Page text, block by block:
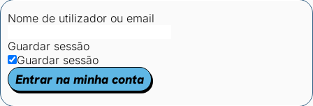
Nome de utilizador ou email
Guardar sessão
Guardar sessão
Entrar na minha conta